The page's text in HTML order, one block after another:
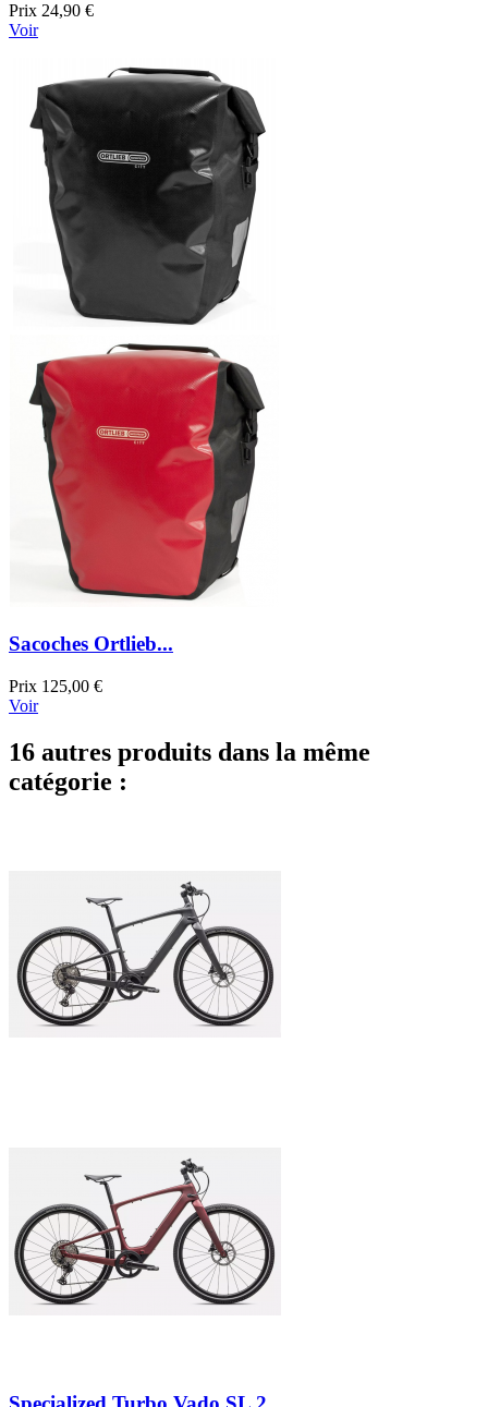
Prix 24,90 €
Voir
Sacoches Ortlieb...
Prix 125,00 €
Voir
16 autres produits dans la même
catégorie :